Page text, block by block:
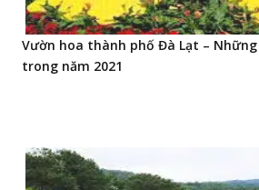
Vườn hoa thành phố Đà Lạt –
trong năm 2021